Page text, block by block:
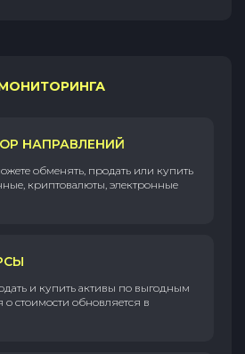
НАПРАВЛЕНИЙ
обменять, продать или купить
криптовалюты, электронные
и купить активы по выгодным
стоимости обновляется в